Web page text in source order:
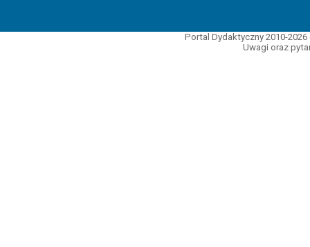
Portal Dydaktyczny 2010-
Uwagi oraz